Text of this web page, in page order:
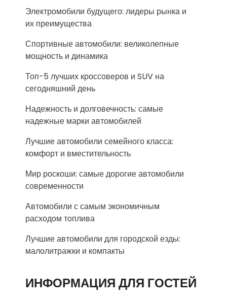
Электромобили будущего: лидеры рынка и
их преимущества
Спортивные автомобили: великолепные
мощность и динамика
Топ-5 лучших кроссоверов и SUV на
сегодняшний день
Надежность и долговечность: самые
надежные марки автомобилей
Лучшие автомобили семейного класса:
комфорт и вместительность
Мир роскоши: самые дорогие автомобили
современности
Автомобили с самым экономичным
расходом топлива
Лучшие автомобили для городской езды:
малолитражки и компакты
ИНФОРМАЦИЯ ДЛЯ ГОСТЕЙ